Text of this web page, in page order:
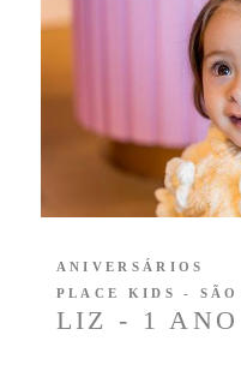
LIZ - 1 ANO
ANIVERSÁRIOS
PLACE KIDS -